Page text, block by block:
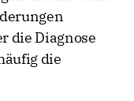
die Diagnose
die